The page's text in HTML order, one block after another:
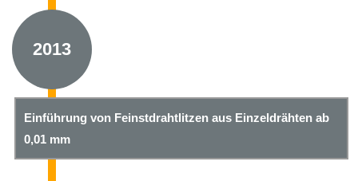
2013
Einführung von Feinstdrahtlitzen aus Einzeldrähten ab
0,01 mm